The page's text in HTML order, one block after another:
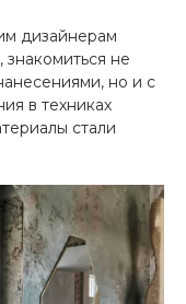
дизайнерам
знакомиться не
но и с
в техниках
стали